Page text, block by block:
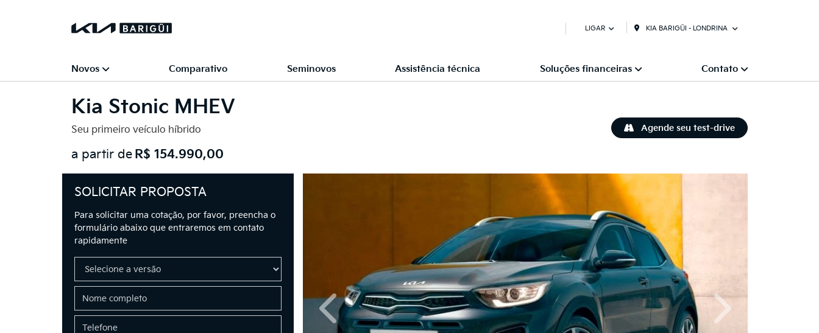
LIGAR KIA BARIGÜI - LONDRINA
Novos Comparativo Seminovos Assistência técnica Soluções financeiras Contato
Kia Stonic MHEV
Seu primeiro veículo híbrido
a partir de R$ 154.990,00
Agende seu test-drive
SOLICITAR PROPOSTA
Para solicitar uma cotação, por favor, preencha o
formulário abaixo que entraremos em contato
rapidamente
Anterior Próximo